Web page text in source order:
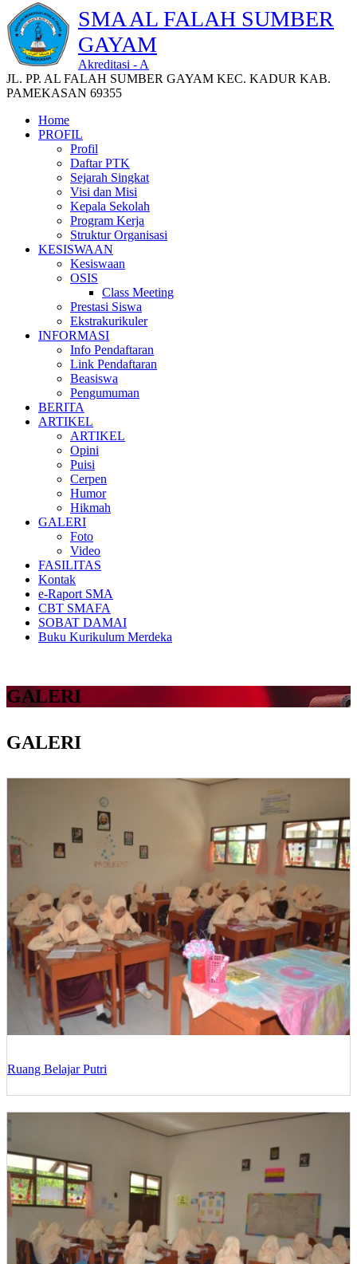
SMA AL FALAH SUMBER
GAYAM
Akreditasi - A
JL. PP. AL FALAH SUMBER GAYAM KEC. KADUR KAB.
PAMEKASAN 69355
Home
PROFIL
Profil
Daftar PTK
Sejarah Singkat
Visi dan Misi
Kepala Sekolah
Program Kerja
Struktur Organisasi
KESISWAAN
Kesiswaan
OSIS
Class Meeting
Prestasi Siswa
Ekstrakurikuler
INFORMASI
Info Pendaftaran
Link Pendaftaran
Beasiswa
Pengumuman
BERITA
ARTIKEL
ARTIKEL
Opini
Puisi
Cerpen
Humor
Hikmah
GALERI
Foto
Video
FASILITAS
Kontak
e-Raport SMA
CBT SMAFA
SOBAT DAMAI
Buku Kurikulum Merdeka
GALERI
GALERI
Ruang Belajar Putri